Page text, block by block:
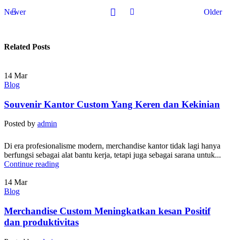
Newer Older
Related Posts
14 Mar
Blog
Souvenir Kantor Custom Yang Keren dan Kekinian
Posted by admin
Di era profesionalisme modern, merchandise kantor tidak lagi hanya
berfungsi sebagai alat bantu kerja, tetapi juga sebagai sarana untuk...
Continue reading
14 Mar
Blog
Merchandise Custom Meningkatkan kesan Positif
dan produktivitas